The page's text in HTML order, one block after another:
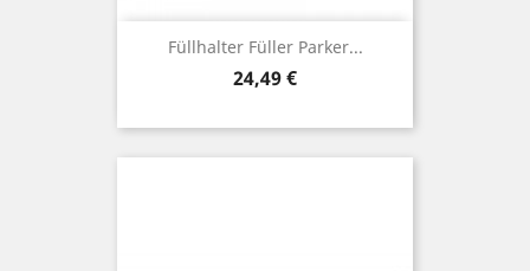
Füllhalter Füller Parker...
Preis
24,49 €